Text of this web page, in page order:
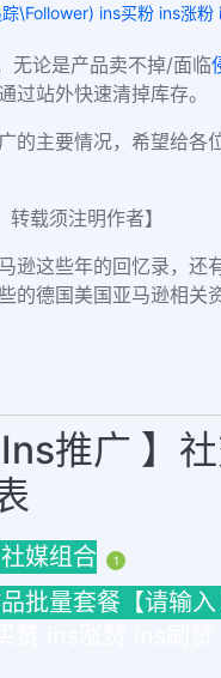
\Follower) ins买粉 ins涨粉
无论是产品卖不掉/面临
过站外快速清掉库存。
的主要情况，希望给各
转载须注明作者】
逊这些年的回忆录，还
的德国美国亚马逊相关
推广 】
媒组合 1
批量套餐【请输